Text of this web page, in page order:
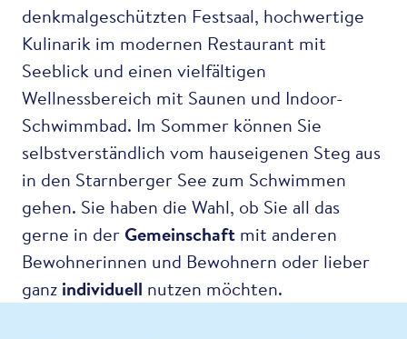
denkmalgeschützten Festsaal, hochwertige
Kulinarik im modernen Restaurant mit
Seeblick und einen vielfältigen
Wellnessbereich mit Saunen und Indoor-
Schwimmbad. Im Sommer können Sie
selbstverständlich vom hauseigenen Steg aus
in den Starnberger See zum Schwimmen
gehen. Sie haben die Wahl, ob Sie all das
gerne in der Gemeinschaft mit anderen
Bewohnerinnen und Bewohnern oder lieber
ganz individuell nutzen möchten.